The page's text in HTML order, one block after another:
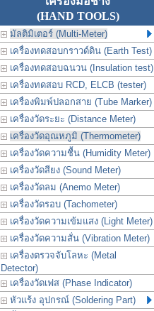
(HAND TOOLS)
มัลติมิเตอร์ (Multi-Meter)
เครื่องทดสอบกราวด์ดิน (Earth Test)
เครื่องทดสอบฉนวน (Insulation test)
เครื่องทดสอบ RCD, ELCB (tester)
เครื่องพิมพ์ปลอกสาย (Tube Marker)
เครื่องวัดระยะ (Distance Meter)
เครื่องวัดอุณหภูมิ (Thermometer)
เครื่องวัดความชื้น (Humidity Meter)
เครื่องวัดสียง (Sound Meter)
เครื่องวัดลม (Anemo Meter)
เครื่องวัดรอบ (Tachometer)
เครื่องวัดความเข้มแสง (Light Meter)
เครื่องวัดความสั่น (Vibration Meter)
เครื่องตรวจจับโลหะ (Metal
Detector)
เครื่องวัดเฟส (Phase Indicator)
หัวแร้ง อุปกรณ์ (Soldering Part)